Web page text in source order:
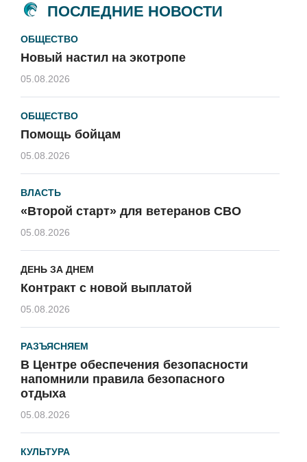
ПОСЛЕДНИЕ НОВОСТИ
ОБЩЕСТВО
Новый настил на экотропе
05.08.2026
ОБЩЕСТВО
Помощь бойцам
05.08.2026
ВЛАСТЬ
«Второй старт» для ветеранов СВО
05.08.2026
ДЕНЬ ЗА ДНЕМ
Контракт с новой выплатой
05.08.2026
РАЗЪЯСНЯЕМ
В Центре обеспечения безопасности
напомнили правила безопасного
отдыха
05.08.2026
КУЛЬТУРА